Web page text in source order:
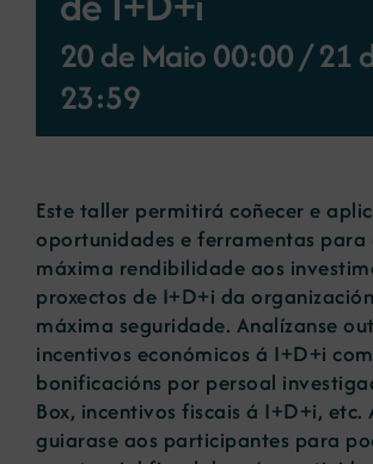
Novas
Contacto
20 de Maio 00:00/21
23:59
Este taller permitirá coñecer e
oportunidades e ferramentas para
máxima rendibilidade aos
proxectos de I+D+i da
máxima seguridade. Analízanse
incentivos económicos á I+D+i
bonificacións por persoal
Box, incentivos fiscais á I+D+i, etc.
guiarase aos participantes para